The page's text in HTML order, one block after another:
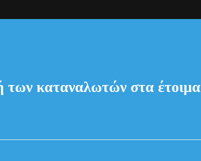
καταναλωτών στα έτοιμα